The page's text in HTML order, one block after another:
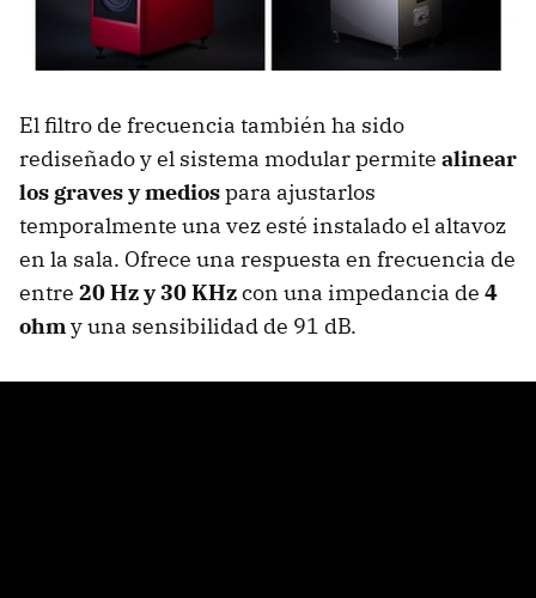
El filtro de frecuencia también ha sido
rediseñado y el sistema modular permite alinear
los graves y mediospara ajustarlos
temporalmente una vez esté instalado el altavoz
en la sala. Ofrece una respuesta en frecuencia de
entre 20 Hz y 30 KHzcon una impedancia de 4
ohmy una sensibilidad de 91 dB.